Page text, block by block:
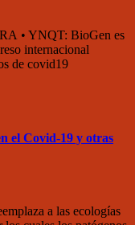
• YNQT: BioGen es
internacional
de covid19
el Covid-19 y otras
a las ecologías